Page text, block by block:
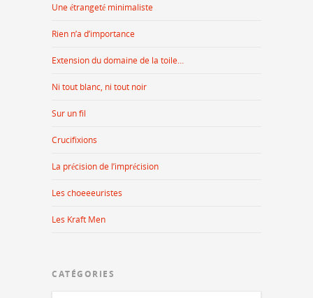
Une étrangeté minimaliste
Rien n’a d’importance
Extension du domaine de la toile…
Ni tout blanc, ni tout noir
Sur un fil
Crucifixions
La précision de l’imprécision
Les choeeeuristes
Les Kraft Men
CATÉGORIES